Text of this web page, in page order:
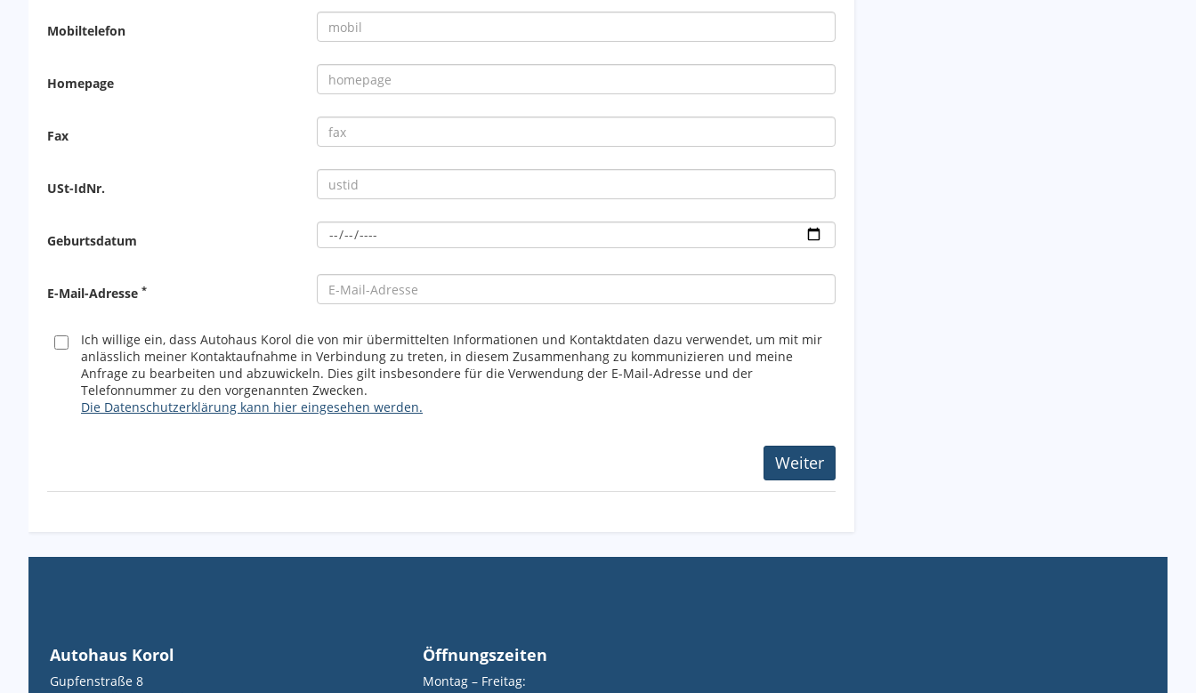
Mobiltelefon
Homepage
Fax
USt-IdNr.
Geburtsdatum
E-Mail-Adresse *
Ich willige ein, dass Autohaus Korol die von mir übermittelten Informationen und Kontaktdaten dazu verwendet, um mit mir
anlässlich meiner Kontaktaufnahme in Verbindung zu treten, in diesem Zusammenhang zu kommunizieren und meine
Anfrage zu bearbeiten und abzuwickeln. Dies gilt insbesondere für die Verwendung der E-Mail-Adresse und der
Telefonnummer zu den vorgenannten Zwecken.
Die Datenschutzerklärung kann hier eingesehen werden.
Autohaus Korol
Gupfenstraße 8
Öffnungszeiten
Montag – Freitag: